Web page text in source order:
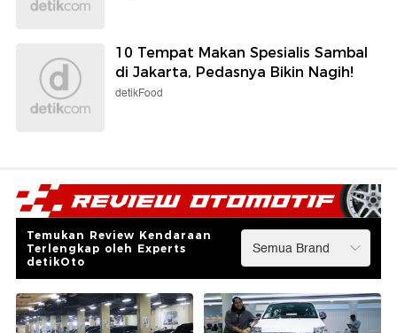
10 Tempat Makan Spesialis Sambal
di Jakarta, Pedasnya Bikin Nagih!
detikFood
Temukan Review Kendaraan
Terlengkap oleh Experts
detikOto